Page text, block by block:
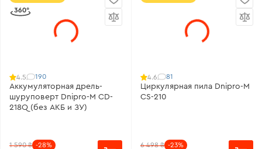
4.5 190
Аккумуляторная дрель-
шуруповерт Dnipro-M CD-
218Q (без АКБ и ЗУ)
1 590 ₴ -28%
4.6 81
Циркулярная пила Dnipro-M
CS-210
6 498 ₴ -23%